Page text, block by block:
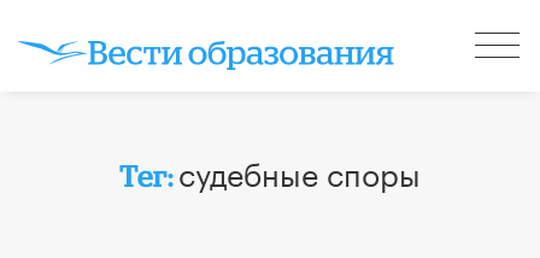
Тег:судебные споры